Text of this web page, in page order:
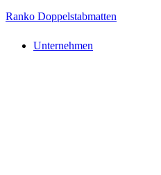
Unternehmen
Ranko Doppelstabmatten